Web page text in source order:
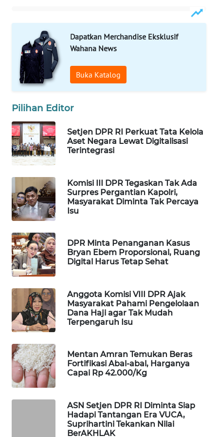
Dapatkan Merchandise Eksklusif
Wahana News
Buka Katalog
Pilihan Editor
Setjen DPR RI Perkuat Tata Kelola
Aset Negara Lewat Digitalisasi
Terintegrasi
Komisi III DPR Tegaskan Tak Ada
Surpres Pergantian Kapolri,
Masyarakat Diminta Tak Percaya
Isu
DPR Minta Penanganan Kasus
Bryan Ebem Proporsional, Ruang
Digital Harus Tetap Sehat
Anggota Komisi VIII DPR Ajak
Masyarakat Pahami Pengelolaan
Dana Haji agar Tak Mudah
Terpengaruh Isu
Mentan Amran Temukan Beras
Fortifikasi Abal-abal, Harganya
Capai Rp 42.000/Kg
ASN Setjen DPR RI Diminta Siap
Hadapi Tantangan Era VUCA,
Suprihartini Tekankan Nilai
BerAKHLAK
LISTRIK
WAHANA
TRAVEL
WAHANA
WAHANANEWS
ID
WAHANANEWS
WAHANANEWS
NET
WAHANA
SPORT
WAHANA
UMKM
WAHANA
SELEB
PERSONA
WAHANA
OTOMOTIF